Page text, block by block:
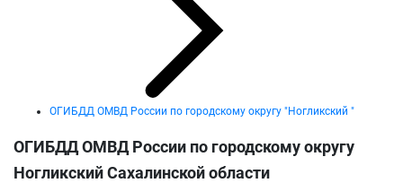
ОГИБДД ОМВД России по городскому округу "Ногликский "
ОГИБДД ОМВД России по городскому округу
Ногликский Сахалинской области